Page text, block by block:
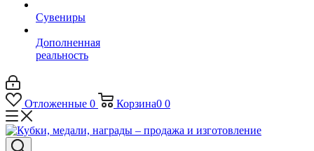
Сувениры
Дополненная
реальность
Отложенные 0 Корзина0 0